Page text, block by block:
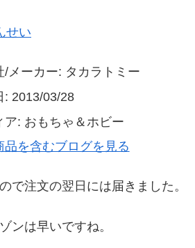
せい
/メーカー: タカラトミー
: 2013/03/28
ア: おもちゃ＆ホビー
品を含むブログを見る
で注文の翌日には届きました。
ンは早いですね。